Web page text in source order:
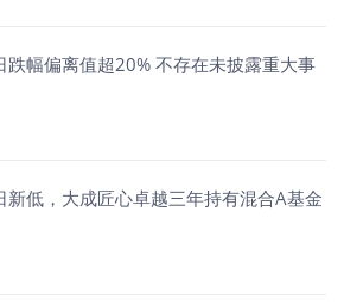
跌幅偏离值超20% 不存在未披露重大事
低，大成匠心卓越三年持有混合A基金